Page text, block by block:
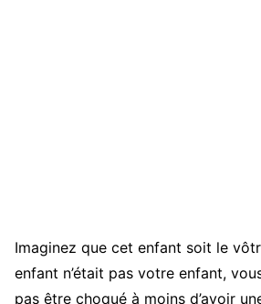
Imaginez que cet enfant soit le
enfant n’était pas votre enfant,
pas être choqué à moins d’avoir